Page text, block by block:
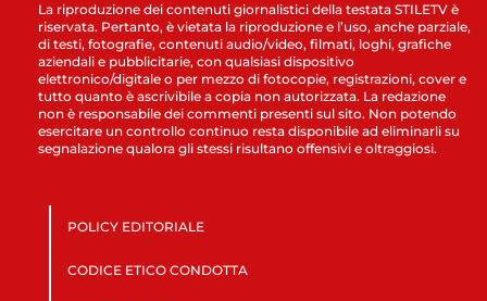
La riproduzione dei contenuti giornalistici della testata STILETV è
riservata. Pertanto, è vietata la riproduzione e l’uso, anche parziale,
di testi, fotografie, contenuti audio/video, filmati, loghi, grafiche
aziendali e pubblicitarie, con qualsiasi dispositivo
elettronico/digitale o per mezzo di fotocopie, registrazioni, cover e
tutto quanto è ascrivibile a copia non autorizzata. La redazione
non è responsabile dei commenti presenti sul sito. Non potendo
esercitare un controllo continuo resta disponibile ad eliminarli su
segnalazione qualora gli stessi risultano offensivi e oltraggiosi.
POLICY EDITORIALE
CODICE ETICO CONDOTTA